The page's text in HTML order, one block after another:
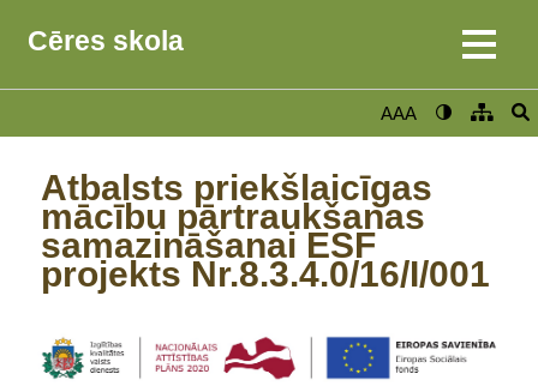
Cēres skola
AAA
Atbalsts priekšlaicīgas
mācību pārtraukšanas
samazināšanai ESF
projekts Nr.8.3.4.0/16/I/001